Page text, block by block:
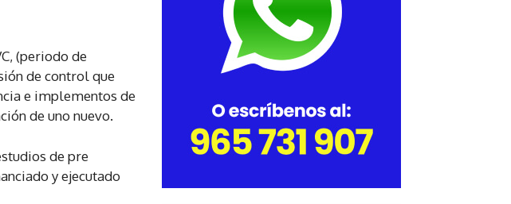
(periodo de
de control que
e implementos de
de uno nuevo.
de pre
y ejecutado